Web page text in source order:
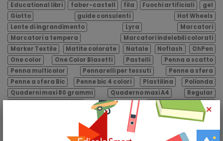
×
Educational libri
faber-castell fila Fuochi artificiali
gel
Giotto
guide consulenti
Hot Wheels
Lente di ingrandimento
Lyra
Marcatori
Marcatori a tempera
Marcatori indelebili colorati
Marker Textile
Matite colorate Natale Noflash
OhPen
One color
One Color Blasetti Pastelli
Penna a scatto
Penna multicolor
Pennarelli per tessuti
Penne a sfera
Penne a sfera Bic
Penne bic 4 colori Plastilina
Polionda
Quaderni maxi 80 grammi
Quaderno maxi A4
Regular
Ricambi formato A4
Sacchetti biodegradabili
sassi
Shopper bio
Shopper biocompostabile
Stabilo Superimina Supermina
Tatuaggi